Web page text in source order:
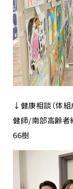
↓健康相談（体
健師/南部高齢者
66樹